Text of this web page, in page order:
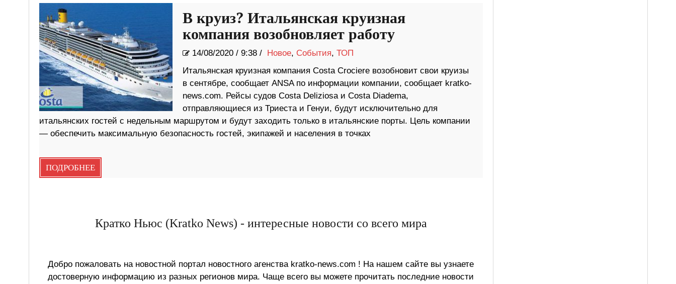
В круиз? Итальянская круизная
компания возобновляет работу
14/08/2020/ 9:38 / Новое, События, ТОП
Итальянская круизная компания Costa Crociere возобновит свои круизы
в сентябре, сообщает ANSA по информации компании, сообщает kratko-
news.com. Рейсы судов Costa Deliziosa и Costa Diadema,
отправляющиеся из Триеста и Генуи, будут исключительно для
итальянских гостей с недельным маршрутом и будут заходить только в итальянские порты. Цель компании
— обеспечить максимальную безопасность гостей, экипажей и населения в точках
ПОДРОБНЕЕ
Кратко Ньюс (Kratko News) - интересные новости со всего мира
Добро пожаловать на новостной портал новостного агенства kratko-news.com ! На нашем сайте вы узнаете
достоверную информацию из разных регионов мира. Чаще всего вы можете прочитать последние новости